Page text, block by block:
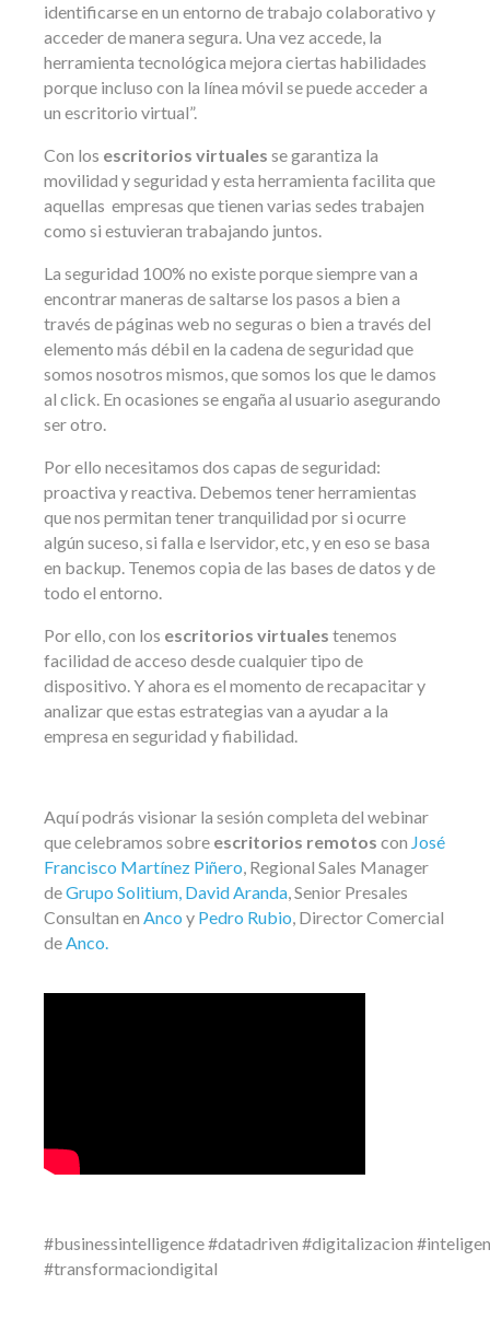
identificarse en un entorno de trabajo colaborativo y
acceder de manera segura. Una vez accede, la
herramienta tecnológica mejora ciertas habilidades
porque incluso con la línea móvil se puede acceder a
un escritorio virtual”.
Con los escritorios virtuales se garantiza la
movilidad y seguridad y esta herramienta facilita que
aquellas empresas que tienen varias sedes trabajen
como si estuvieran trabajando juntos.
La seguridad 100% no existe porque siempre van a
encontrar maneras de saltarse los pasos a bien a
través de páginas web no seguras o bien a través del
elemento más débil en la cadena de seguridad que
somos nosotros mismos, que somos los que le damos
al click. En ocasiones se engaña al usuario asegurando
ser otro.
Por ello necesitamos dos capas de seguridad:
proactiva y reactiva. Debemos tener herramientas
que nos permitan tener tranquilidad por si ocurre
algún suceso, si falla e lservidor, etc, y en eso se basa
en backup. Tenemos copia de las bases de datos y de
todo el entorno.
Por ello, con los escritorios virtuales tenemos
facilidad de acceso desde cualquier tipo de
dispositivo. Y ahora es el momento de recapacitar y
analizar que estas estrategias van a ayudar a la
empresa en seguridad y fiabilidad.
Aquí podrás visionar la sesión completa del webinar
que celebramos sobre escritorios remotos con José
Francisco Martínez Piñero, Regional Sales Manager
deGrupo Solitium, David Aranda, Senior Presales
Consultan en Anco y Pedro Rubio, Director Comercial
deAnco.
#businessintelligence #datadriven #digitalizacion
#transformaciondigital